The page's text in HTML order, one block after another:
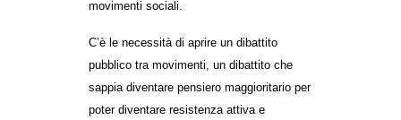
movimenti sociali.
C’è le necessità di aprire un dibattito
pubblico tra movimenti, un dibattito che
sappia diventare pensiero maggioritario per
poter diventare resistenza attiva e